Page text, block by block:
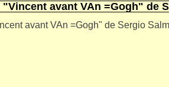
avant VAn =Gogh" de